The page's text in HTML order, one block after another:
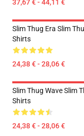
37,67 € - 44,11 €
Slim Thug Era Slim
Shirts
24,38 € - 28,06 €
Slim Thug Wave Slim
Shirts
24,38 € - 28,06 €